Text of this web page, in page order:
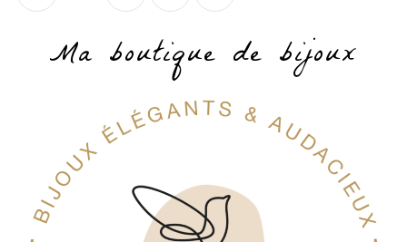
Ma boutique de bijoux